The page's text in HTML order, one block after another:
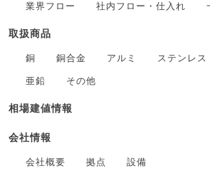
業界フロー 社内フロー・仕入れ
取扱商品
銅 銅合金 アルミ ステンレス
亜鉛 その他
相場建値情報
会社情報
会社概要 拠点 設備